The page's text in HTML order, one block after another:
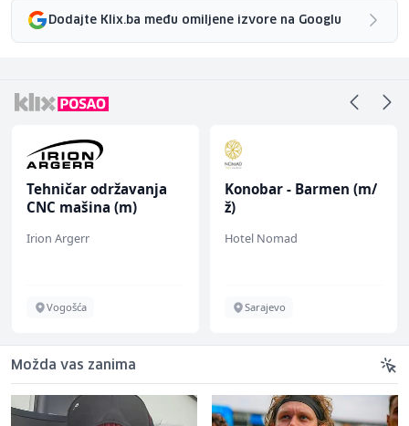
Dodajte Klix.ba među omiljene izvore na Googlu
Konobar - Barmen (m/
ž)
Hotel Nomad
Sarajevo
Higijeničarka (ž)
Invictus
Sarajevo
Možda vas zanima